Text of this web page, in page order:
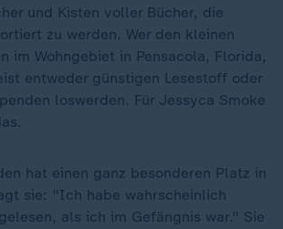
und Kisten voller Bücher, die
zu werden. Wer den kleinen
im Wohngebiet in Pensacola, Florida,
entweder günstigen Lesestoff oder
loswerden. Für Jessyca Smoke
hat einen ganz besonderen Platz in
sie: "Ich habe wahrscheinlich
als ich im Gefängnis war." Sie